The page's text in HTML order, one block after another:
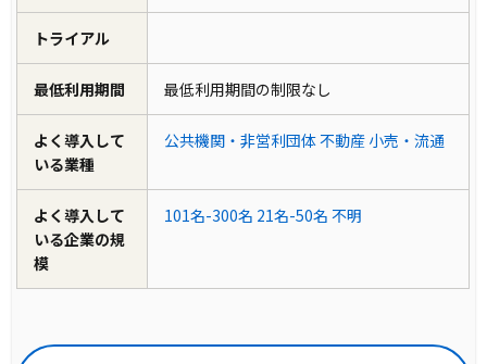
トライアル
最低利用期間 最低利用期間の制限なし
よく導入して
いる業種
公共機関・非営利団体不動産 小売・流通
よく導入して
いる企業の規
模
101名-300名 21名-50名 不明